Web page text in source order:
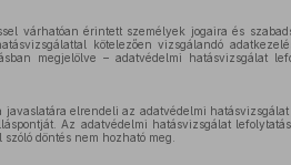
várhatóan érintett személyek jogaira és
kötelezően vizsgálandó
megjelölve – adatvédelmi hatásvizsgálat
javaslatára elrendeli az adatvédelmi
Az adatvédelmi hatásvizsgálat
döntés nem hozható meg.